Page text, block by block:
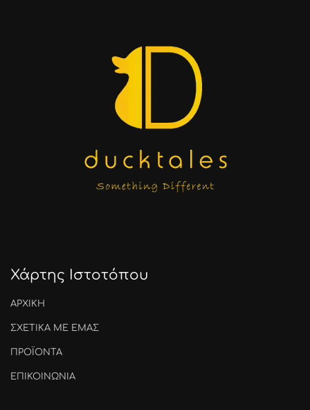
Χάρτης Ιστοτόπου
ΑΡΧΙΚΗ
ΣΧΕΤΙΚΑ ΜΕ ΕΜΑΣ
ΠΡΟΪΟΝΤΑ
ΕΠΙΚΟΙΝΩΝΙΑ